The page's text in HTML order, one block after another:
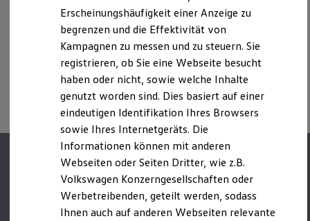
Kaufoptionen
E-Auto-Förderung
Software und Konnektivität
Die ID. Software 6
ID. Software Versionen und Updates
Digitale Extras
Schnittstellen zu Ihrem ID.
Hybridautos
Marke und Erlebnis
Volkswagen R und R Experience
R-Modelle
R Experience
Driving Experience
Werkbesichtigung
Factory visit
Lifestyle Shop
usw.) können relevante Fahrzeugparameter, wie z. B.
Rollwiderstand und Aerodynamik verändern und neben
Witterungs- und Verkehrsbedingungen sowie dem
individuellen Fahrverhalten den Kraftstoffverbrauch, den
Stromverbrauch, die CO₂-Emissionen und die
Fahrleistungswerte eines Fahrzeugs beeinflussen.
Erscheinungshäufigkeit einer Anzeige zu
begrenzen und die Effektivität von
Kampagnen zu messen und zu steuern. Sie
registrieren, ob Sie eine Webseite besucht
haben oder nicht, sowie welche Inhalte
genutzt worden sind. Dies basiert auf einer
eindeutigen Identifikation Ihres Browsers
sowie Ihres Internetgeräts. Die
Informationen können mit anderen
Webseiten oder Seiten Dritter, wie z.B.
Volkswagen Konzerngesellschaften oder
Werbetreibenden, geteilt werden, sodass
Ihnen auch auf anderen Webseiten relevante